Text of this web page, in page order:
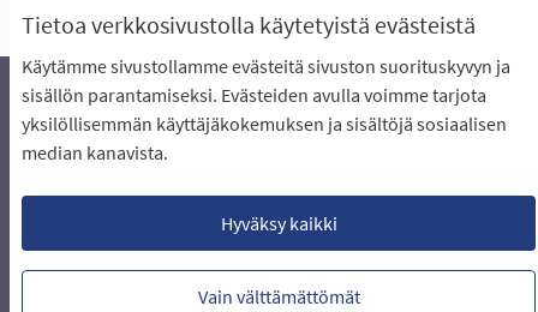
Tietoa verkkosivustolla käytetyistä evästeistä
Käytämme sivustollamme evästeitä sivuston suorituskyvyn ja
sisällön parantamiseksi. Evästeiden avulla voimme tarjota
yksilöllisemmän käyttäjäkokemuksen ja sisältöjä sosiaalisen
median kanavista.
Hyväksy kaikki
Vain välttämättömät
Äänestyksen pikaohjeet
Usein kysytyt kysymykset
Näin äänestät Asukasbudjetissa
Lataa avoimet datatiedostot
Evästeasetukset